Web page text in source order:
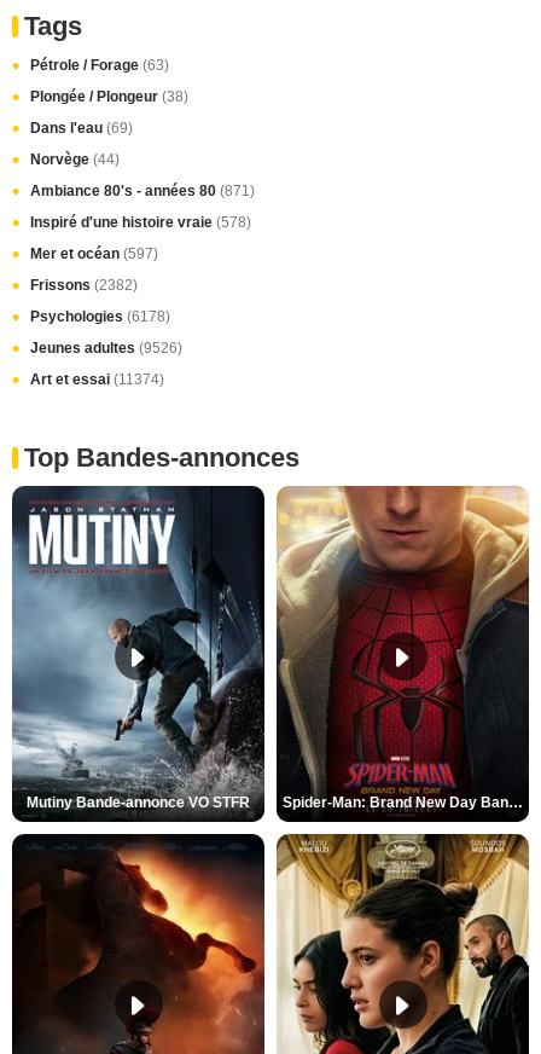
Tags
Pétrole / Forage (63)
Plongée / Plongeur (38)
Dans l'eau (69)
Norvège (44)
Ambiance 80's - années 80 (871)
Inspiré d'une histoire vraie (578)
Mer et océan (597)
Frissons (2382)
Psychologies (6178)
Jeunes adultes (9526)
Art et essai (11374)
Top Bandes-annonces
Mutiny Bande-annonce VO STFR Spider-Man: Brand New Day Bande-annonce VO STFR